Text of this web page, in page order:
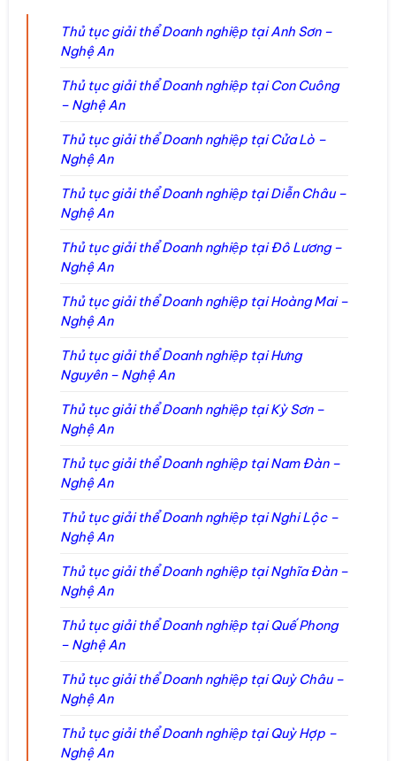
Thủ tục giải thể Doanh nghiệp tại Anh Sơn –
Nghệ An
Thủ tục giải thể Doanh nghiệp tại Con Cuông
– Nghệ An
Thủ tục giải thể Doanh nghiệp tại Cửa Lò –
Nghệ An
Thủ tục giải thể Doanh nghiệp tại Diễn Châu –
Nghệ An
Thủ tục giải thể Doanh nghiệp tại Đô Lương –
Nghệ An
Thủ tục giải thể Doanh nghiệp tại Hoàng Mai –
Nghệ An
Thủ tục giải thể Doanh nghiệp tại Hưng
Nguyên – Nghệ An
Thủ tục giải thể Doanh nghiệp tại Kỳ Sơn –
Nghệ An
Thủ tục giải thể Doanh nghiệp tại Nam Đàn –
Nghệ An
Thủ tục giải thể Doanh nghiệp tại Nghi Lộc –
Nghệ An
Thủ tục giải thể Doanh nghiệp tại Nghĩa Đàn –
Nghệ An
Thủ tục giải thể Doanh nghiệp tại Quế Phong
– Nghệ An
Thủ tục giải thể Doanh nghiệp tại Quỳ Châu –
Nghệ An
Thủ tục giải thể Doanh nghiệp tại Quỳ Hợp –
Nghệ An